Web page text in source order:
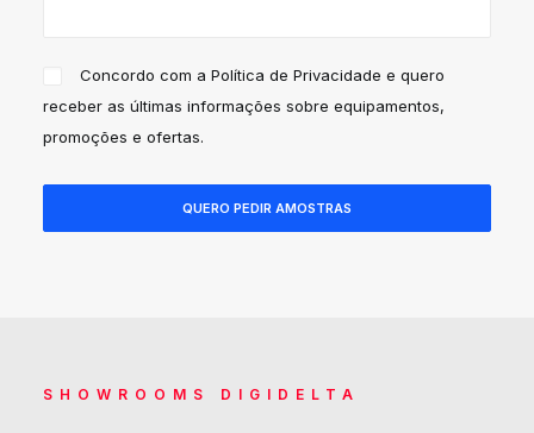
Concordo com aPolítica de Privacidade e quero
receber as últimas informações sobre equipamentos,
promoções e ofertas.
SHOWROOMS DIGIDELTA